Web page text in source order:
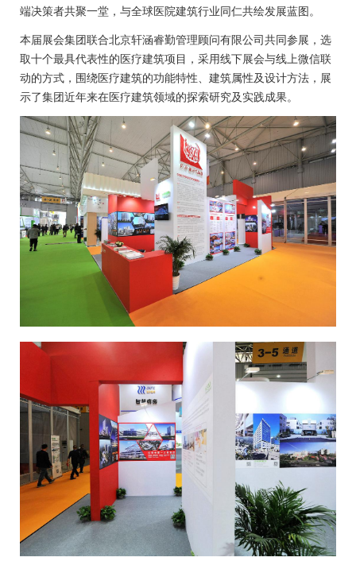
端决策者共聚一堂，与全球医院建筑行业同仁共绘发展蓝图。
本届展会集团联合北京轩涵睿勤管理顾问有限公司共同参展，选
取十个最具代表性的医疗建筑项目，采用线下展会与线上微信联
动的方式，围绕医疗建筑的功能特性、建筑属性及设计方法，展
示了集团近年来在医疗建筑领域的探索研究及实践成果。